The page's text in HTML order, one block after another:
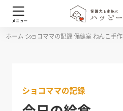
ホーム ショコママの記録保健室 わんこ手
ショコママの記録